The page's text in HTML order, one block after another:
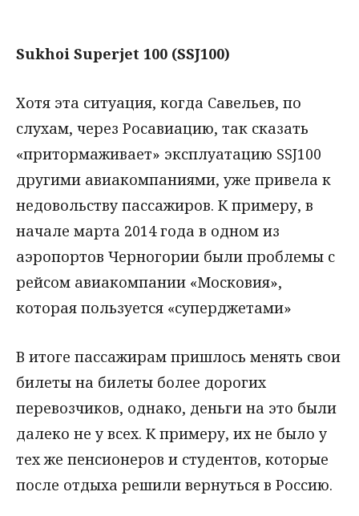
Sukhoi Superjet 100 (SSJ100)
Хотя эта ситуация, когда Савельев, по
слухам, через Росавиацию, так сказать
«притормаживает» эксплуатацию SSJ100
другими авиакомпаниями, уже привела к
недовольству пассажиров. К примеру, в
начале марта 2014 года в одном из
аэропортов Черногории были проблемы с
рейсом авиакомпании «Московия»,
которая пользуется «суперджетами»
В итоге пассажирам пришлось менять свои
билеты на билеты более дорогих
перевозчиков, однако, деньги на это были
далеко не у всех. К примеру, их не было у
тех же пенсионеров и студентов, которые
после отдыха решили вернуться в Россию.